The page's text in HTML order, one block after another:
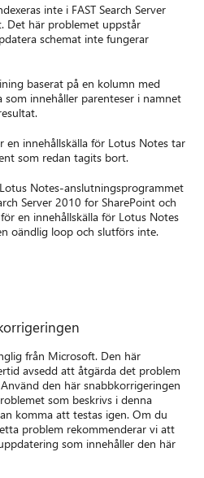
inte i FAST Search Server
Det här problemet uppstår
schemat inte fungerar
baserat på en kolumn med
som innehåller parenteser i namnet
en innehållskälla för Lotus Notes tar
som redan tagits bort.
Notes-anslutningsprogrammet
Server 2010 for SharePoint och
en innehållskälla för Lotus Notes
oändlig loop och slutförs inte.
från Microsoft. Den här
avsedd att åtgärda det problem
den här snabbkorrigeringen
som beskrivs i denna
komma att testas igen. Om du
problem rekommenderar vi att
som innehåller den här